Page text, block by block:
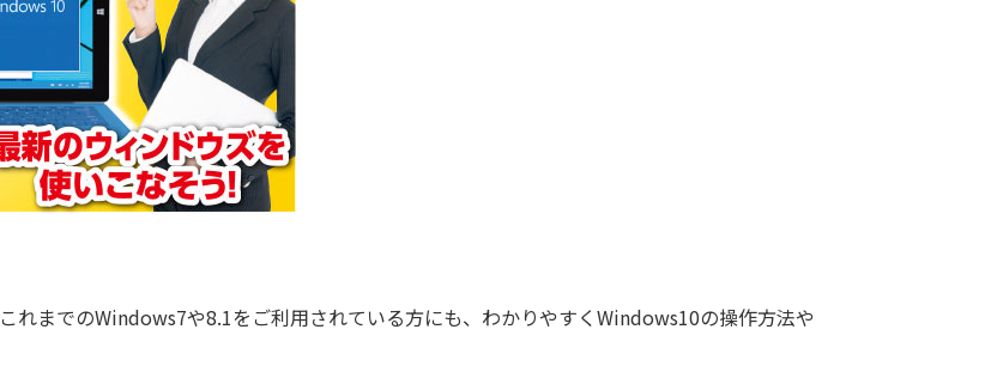
れまでのWindows7や8.1をご利用されている方にも、わかりやすくWindows10の操作方法や